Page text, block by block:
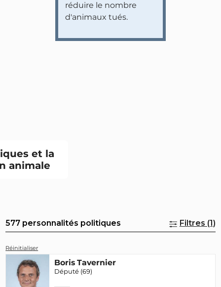
réduire le nombre
d'animaux tués.
et la
animale
577 personnalités politiques
Réinitialiser
Filtres (1)
Boris Tavernier
Député (69)